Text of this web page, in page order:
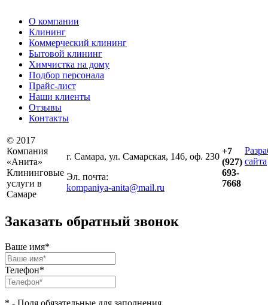
О компании
Клининг
Коммерческий клининг
Бытовой клининг
Химчистка на дому
Подбор персонала
Прайс-лист
Наши клиенты
Отзывы
Контакты
© 2017
Компания
«Анита»
Клининговые
услуги в
Самаре
г. Самара, ул. Самарская, 146, оф. 230
Эл. почта:
kompaniya-anita@mail.ru
+7
(927)
693-
7668
сайта
Заказать обратный звонок
Ваше имя*
Телефон*
* - Поля обязательные для заполнения